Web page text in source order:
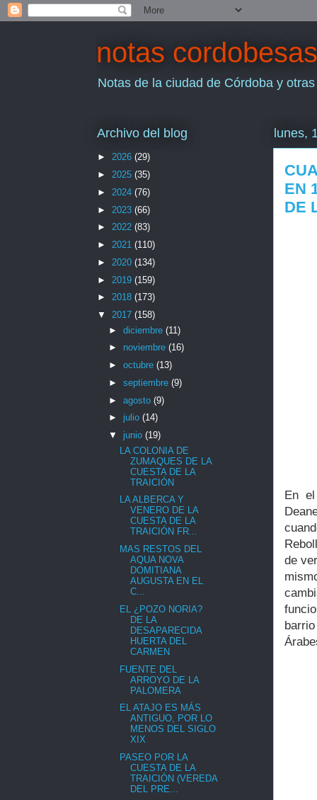
notas cordobesas
Notas de la ciudad de Córdoba y
lunes,
EN
DE
En
de
Archivo del blog
► 2026 (29)
► 2025 (35)
► 2024 (76)
► 2023 (66)
► 2022 (83)
► 2021 (110)
► 2020 (134)
► 2019 (159)
► 2018 (173)
▼ 2017 (158)
► diciembre (11)
► noviembre (16)
► octubre (13)
► septiembre (9)
► agosto (9)
► julio (14)
▼ junio (19)
LA COLONIA DE
ZUMAQUES DE LA
CUESTA DE LA
TRAICIÓN
LA ALBERCA Y
VENERO DE LA
CUESTA DE LA
TRAICIÓN FR...
MAS RESTOS DEL
AQUA NOVA
DOMITIANA
AUGUSTA EN EL
C...
EL ¿POZO NORIA?
DE LA
DESAPARECIDA
HUERTA DEL
CARMEN
FUENTE DEL
ARROYO DE LA
PALOMERA
EL ATAJO ES MÁS
ANTIGUO, POR LO
MENOS DEL SIGLO
XIX
PASEO POR LA
CUESTA DE LA
TRAICIÓN (VEREDA
DEL PRE...